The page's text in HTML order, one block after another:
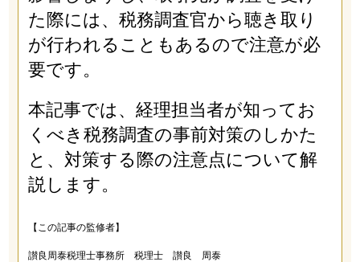
た際には、税務調査官から聴き取り
が行われることもあるので注意が必
要です。
本記事では、経理担当者が知ってお
くべき税務調査の事前対策のしかた
と、対策する際の注意点について解
説します。
【この記事の監修者】
讃良周泰税理士事務所 税理士 讃良 周泰